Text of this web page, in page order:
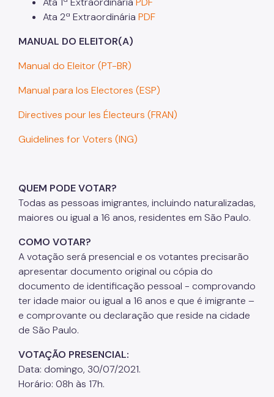
Ata 2ª Extraordinária PDF
MANUAL DO ELEITOR(A)
Manual do Eleitor (PT-BR)
Manual para los Electores (ESP)
Directives pour les Électeurs (FRAN)
Guidelines for Voters (ING)
QUEM PODE VOTAR?
Todas as pessoas imigrantes, incluindo naturalizadas,
maiores ou igual a 16 anos, residentes em São Paulo.
COMO VOTAR?
A votação será presencial e os votantes precisarão
apresentar documento original ou cópia do
documento de identificação pessoal - comprovando
ter idade maior ou igual a 16 anos e que é imigrante –
e comprovante ou declaração que reside na cidade
de São Paulo.
VOTAÇÃO PRESENCIAL:
Data: domingo, 30/07/2021.
Horário: 08h às 17h.